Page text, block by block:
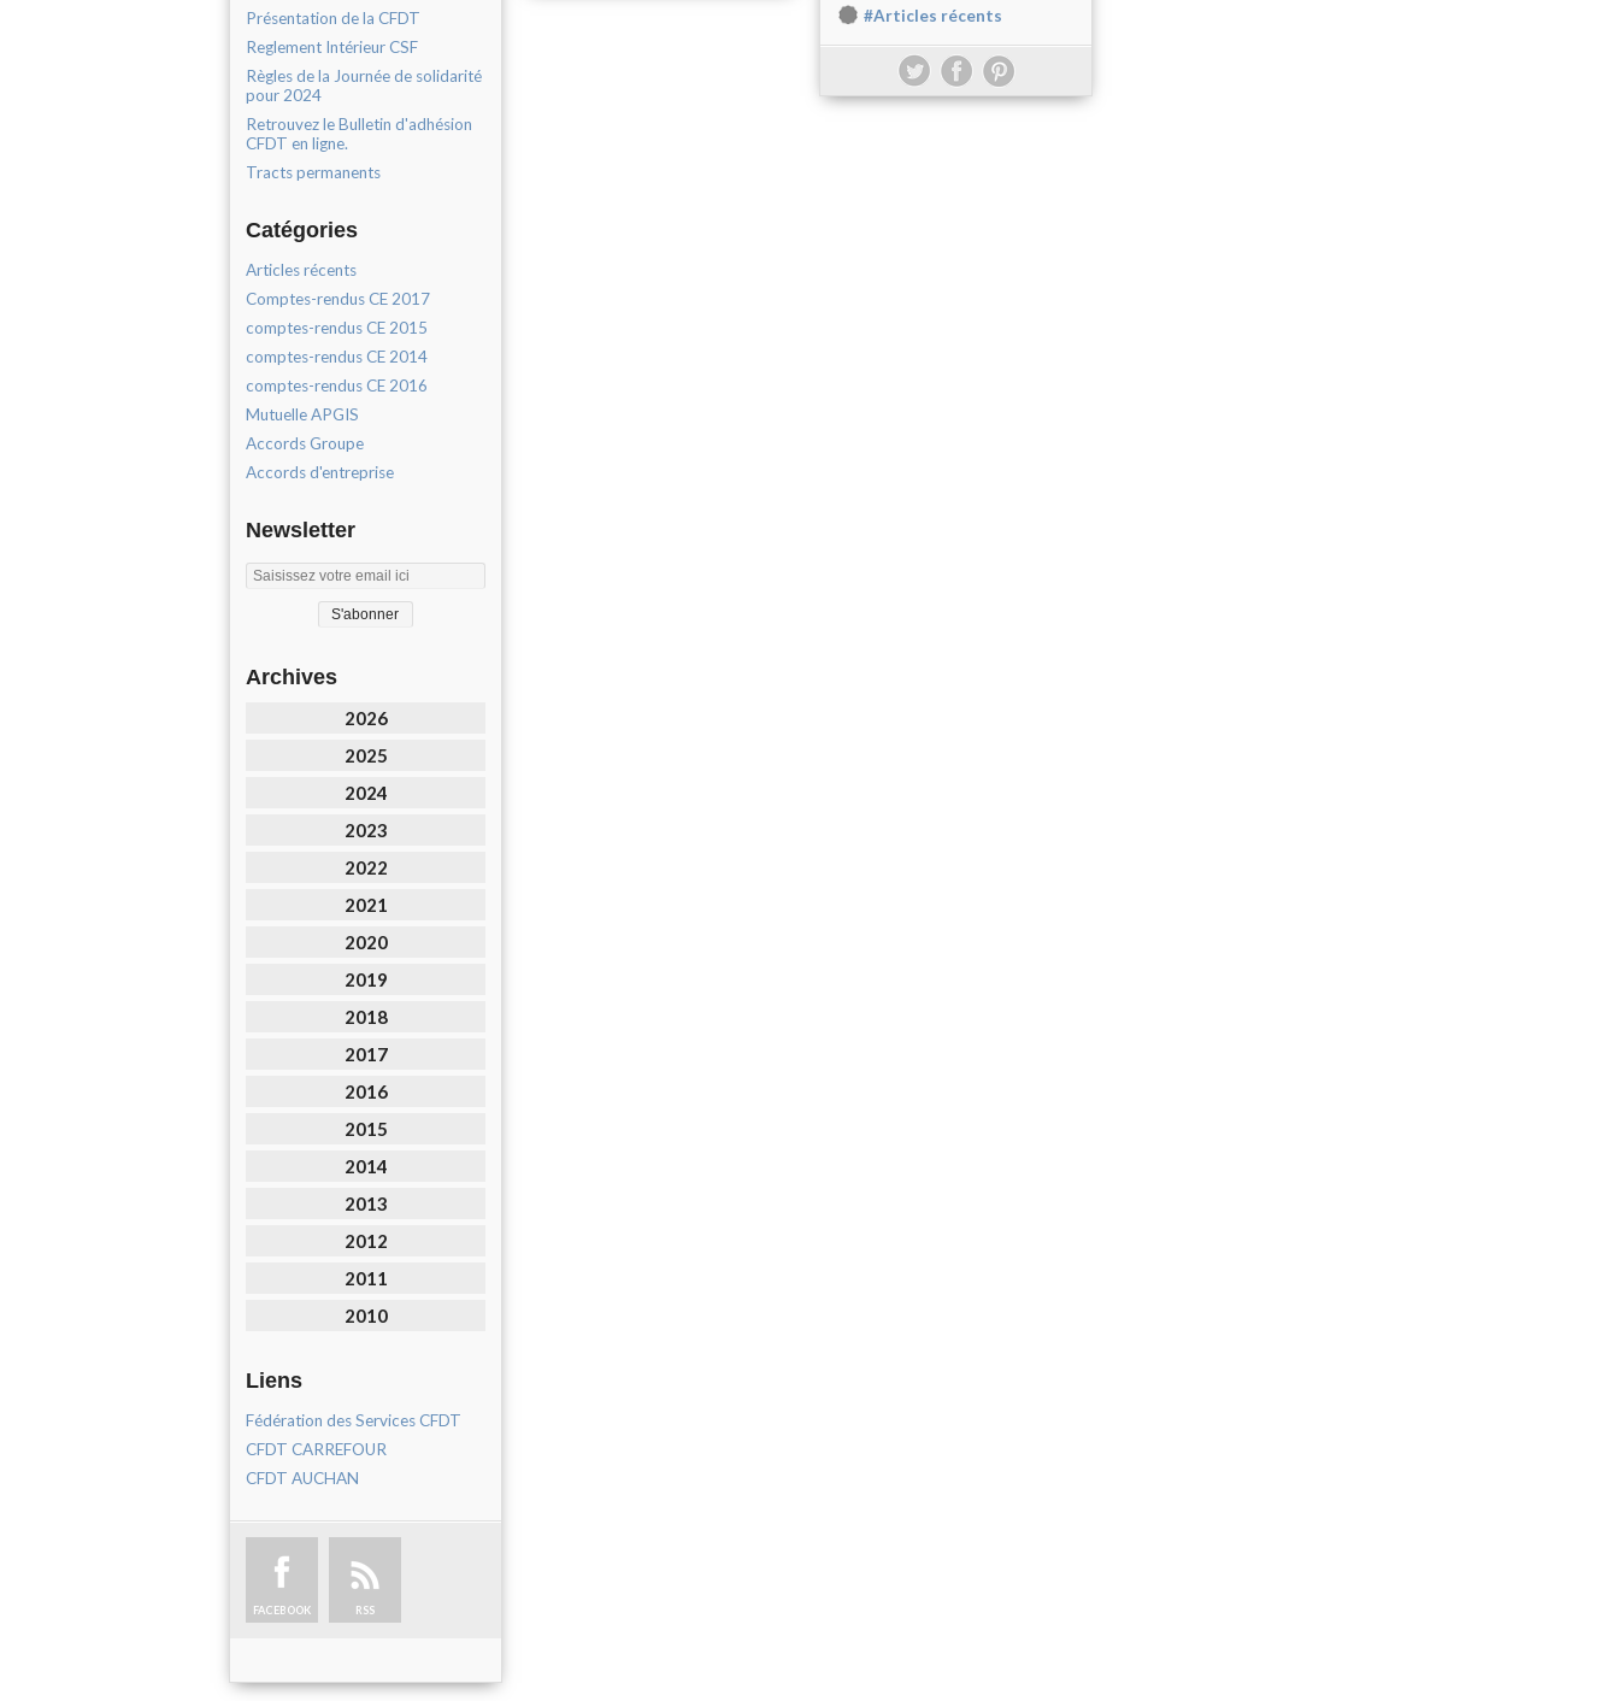
Présentation de la CFDT
Reglement Intérieur CSF
Règles de la Journée de solidarité
pour 2024
Retrouvez le Bulletin d'adhésion
CFDT en ligne.
Tracts permanents
Catégories
Articles récents
Comptes-rendus CE 2017
comptes-rendus CE 2015
comptes-rendus CE 2014
comptes-rendus CE 2016
Mutuelle APGIS
Accords Groupe
Accords d'entreprise
Newsletter
Archives
2026
2025
2024
2023
2022
2021
2020
2019
2018
2017
2016
2015
2014
2013
2012
2011
2010
Liens
Fédération des Services CFDT
CFDT CARREFOUR
CFDT AUCHAN
FACEBOOK RSS
#Articles récents